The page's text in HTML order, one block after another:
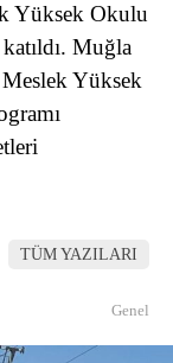
Yüksek Okulu
Muğla
Yüksek
TÜM YAZILARI
Genel